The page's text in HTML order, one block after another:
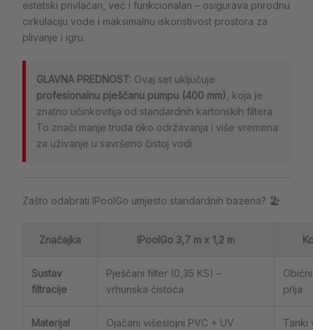
estetski privlačan, već i funkcionalan – osigurava prirodnu
cirkulaciju vode i maksimalnu iskoristivost prostora za
plivanje i igru.
GLAVNA PREDNOST: Ovaj set uključuje
profesionalnu pješčanu pumpu (400 mm) , koja je
znatno učinkovitija od standardnih kartonskih filtera.
To znači manje truda oko održavanja i više vremena
za uživanje u savršeno čistoj vodi.
Zašto odabrati IPoolGo umjesto standardnih bazena? 🏖️
Značajka IPoolGo 3,7 m x 1,2 m
Sustav
filtracije
Pješčani filter (0,35 KS) –
vrhunska čistoća
prlja
Materijal
Ojačani višeslojni PVC + UV
Tanki